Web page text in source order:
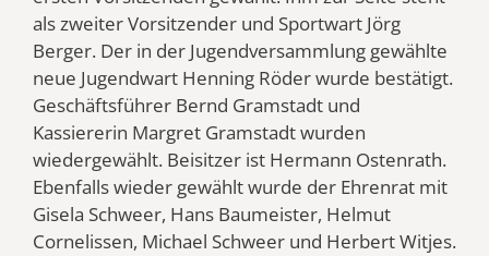
als zweiter Vorsitzender und Sportwart Jörg
Berger. Der in der Jugendversammlung gewählte
neue Jugendwart Henning Röder wurde bestätigt.
Geschäftsführer Bernd Gramstadt und
Kassiererin Margret Gramstadt wurden
wiedergewählt. Beisitzer ist Hermann Ostenrath.
Ebenfalls wieder gewählt wurde der Ehrenrat mit
Gisela Schweer, Hans Baumeister, Helmut
Cornelissen, Michael Schweer und Herbert Witjes.